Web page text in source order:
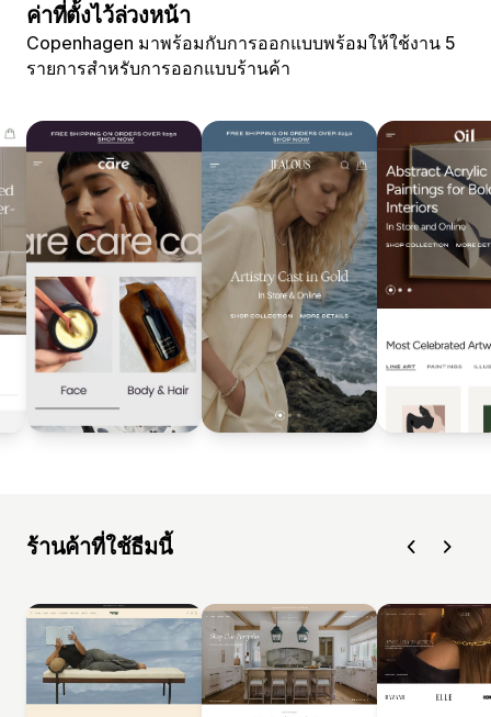
ค่าที่ตั้งไว้ล่วงหน้า
Copenhagen มาพร้อมกับการออกแบบพร้อมให้ใช้งาน 5
รายการสำหรับการออกแบบร้านค้า
ร้านค้าที่ใช้ธีมนี้